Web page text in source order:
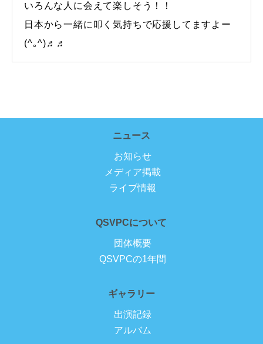
いろんな人に会えて楽しそう！！
日本から一緒に叩く気持ちで応援してますよー
(^｡^)♬♬
ニュース
お知らせ
メディア掲載
ライブ情報
QSVPCについて
団体概要
QSVPCの1年間
ギャラリー
出演記録
アルバム